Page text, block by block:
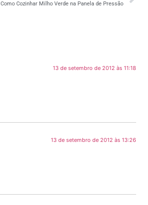
Como Cozinhar Milho Verde na Panela de Pressão
13 de setembro de 2012 às 11:18
13 de setembro de 2012 às 13:26